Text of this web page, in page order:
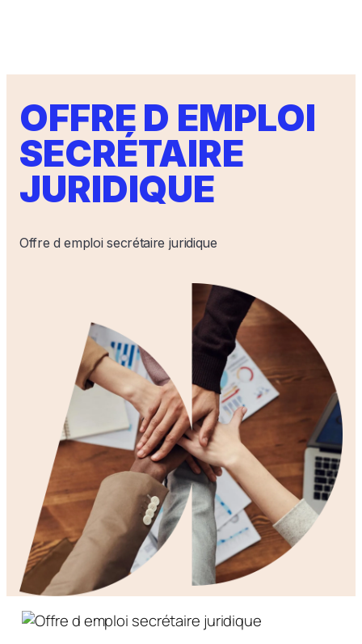
OFFRE D EMPLOI
SECRÉTAIRE
JURIDIQUE
Offre d emploi secrétaire juridique